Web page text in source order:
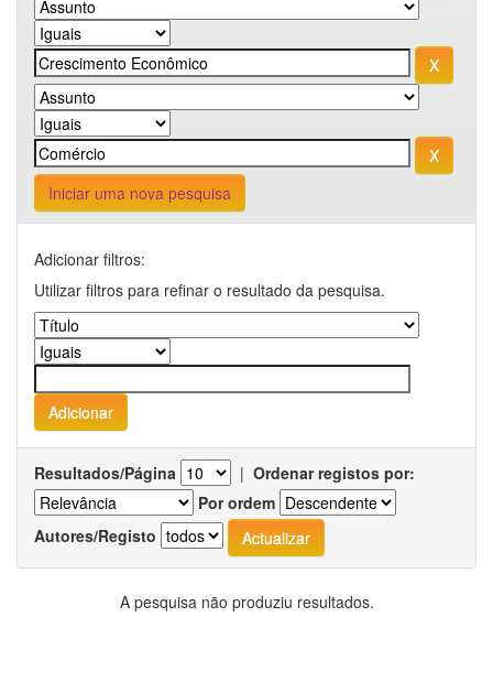
Iniciar uma nova pesquisa
Adicionar filtros:
Utilizar filtros para refinar o resultado da pesquisa.
Resultados/Página | Ordenar registos por:
Por ordem
Autores/Registo
A pesquisa não produziu resultados.